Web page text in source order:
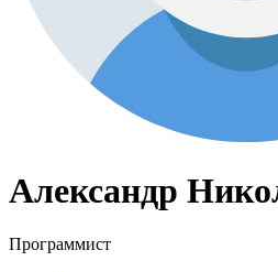
Александр
Программист